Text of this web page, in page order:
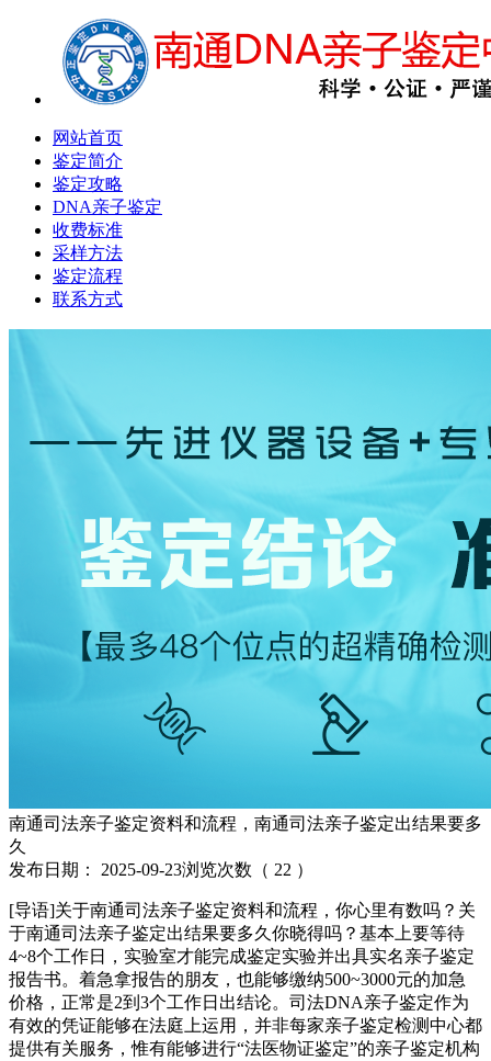
网站首页
鉴定简介
鉴定攻略
DNA亲子鉴定
收费标准
采样方法
鉴定流程
联系方式
南通司法亲子鉴定资料和流程，南通司法亲子鉴定出结果要多
久
发布日期：
2025-09-23浏览次数（ 22 ）
[导语]关于南通司法亲子鉴定资料和流程，你心里有数吗？关
于南通司法亲子鉴定出结果要多久你晓得吗？基本上要等待
4~8个工作日，实验室才能完成鉴定实验并出具实名亲子鉴定
报告书。着急拿报告的朋友，也能够缴纳500~3000元的加急
价格，正常是2到3个工作日出结论。司法DNA亲子鉴定作为
有效的凭证能够在法庭上运用，并非每家亲子鉴定检测中心都
提供有关服务，惟有能够进行“法医物证鉴定”的亲子鉴定机构